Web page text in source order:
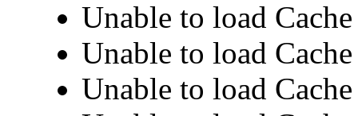
Unable to load
Unable to load
Unable to load